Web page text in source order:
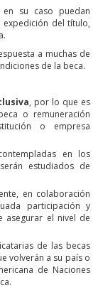
su caso puedan
del título,
a muchas de
de la beca.
, por lo que es
o remuneración
o empresa
en los
estudiados de
en colaboración
participación y
asegurar el nivel de
de las becas
volverán a su país o
de Naciones